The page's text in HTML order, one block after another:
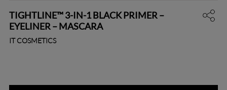
TIGHTLINE™ 3-IN-1 BLACK PRIMER –
EYELINER – MASCARA
IT COSMETICS